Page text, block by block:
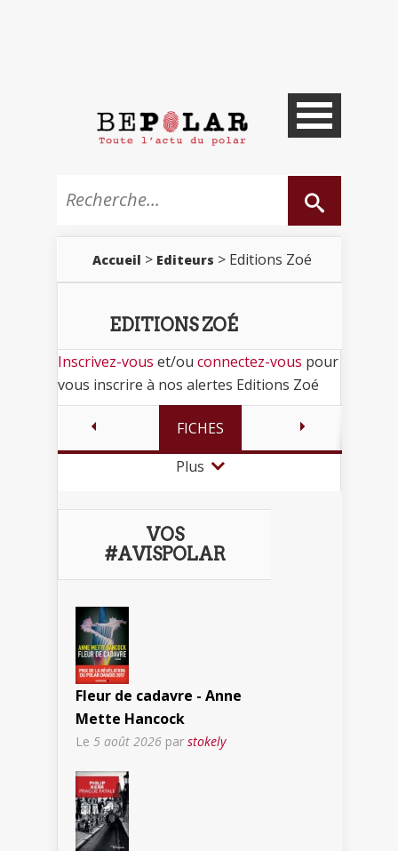
Accueil > Editeurs > Editions Zoé
EDITIONS ZOÉ
Inscrivez-vous et/ou connectez-vous pour
vous inscrire à nos alertes Editions Zoé
FICHES
Plus
VOS
#AVISPOLAR
Fleur de cadavre - Anne
Mette Hancock
Le 5 août 2026 par stokely